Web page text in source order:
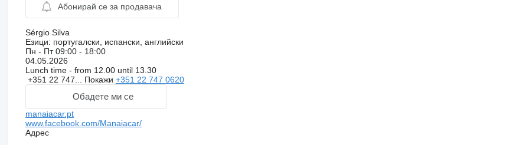
Абонирай се за продавача
Sérgio Silva
Езици: португалски, испански, английски
Пн - Пт09:00 - 18:00
04.05.2026
Lunch time - from 12.00 until 13.30
+351 22 747... Покажи +351 22 747 0620
Обадете ми се
manaiacar.pt
www.facebook.com/Manaiacar/
Адрес